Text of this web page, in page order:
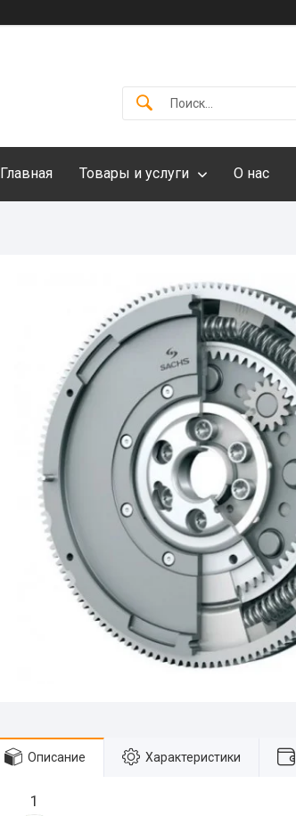
Главная Товары и услуги О нас
Описание Характеристики
1